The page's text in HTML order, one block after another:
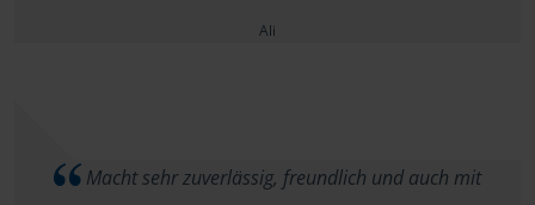
Ali
Macht sehr zuverlässig, freundlich und auch mit